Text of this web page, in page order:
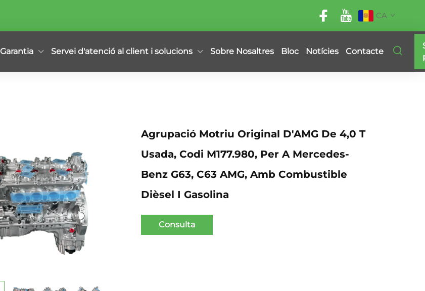
CA
Garantia Servei d'atenció al client i solucions Sobre Nosaltres Bloc Notícies Contacte
Agrupació Motriu Original D'AMG De 4,0 T
Usada, Codi M177.980, Per A Mercedes-
Benz G63, C63 AMG, Amb Combustible
Dièsel I Gasolina
Consulta